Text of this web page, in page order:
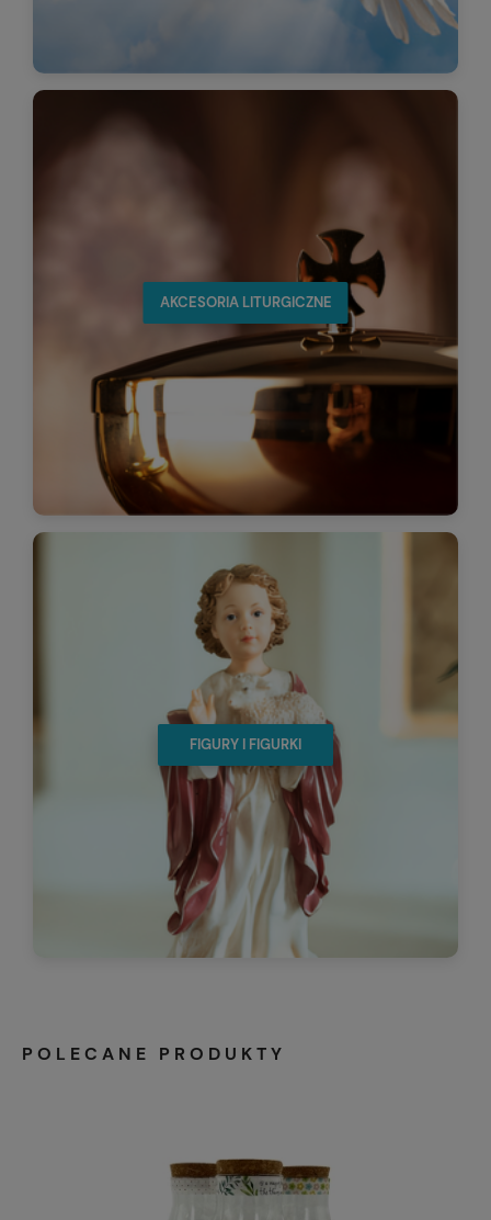
AKCESORIA LITURGICZNE
FIGURY I FIGURKI
POLECANE PRODUKTY